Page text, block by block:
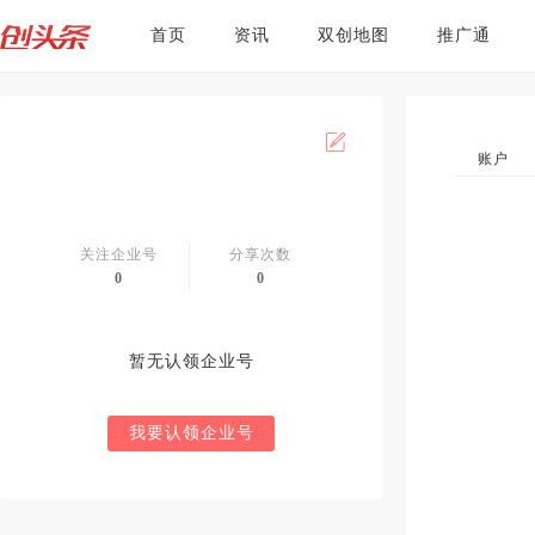
首页 资讯 双创地图 推广通
关注企业号
0
分享次数
0
暂无认领企业号
我要认领企业号
账户